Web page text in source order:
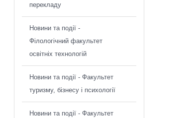
перекладу
Новини та події -
Філологічний факультет
освітніх технологій
Новини та події - Факультет
туризму, бізнесу і психології
Новини та події - Факультет